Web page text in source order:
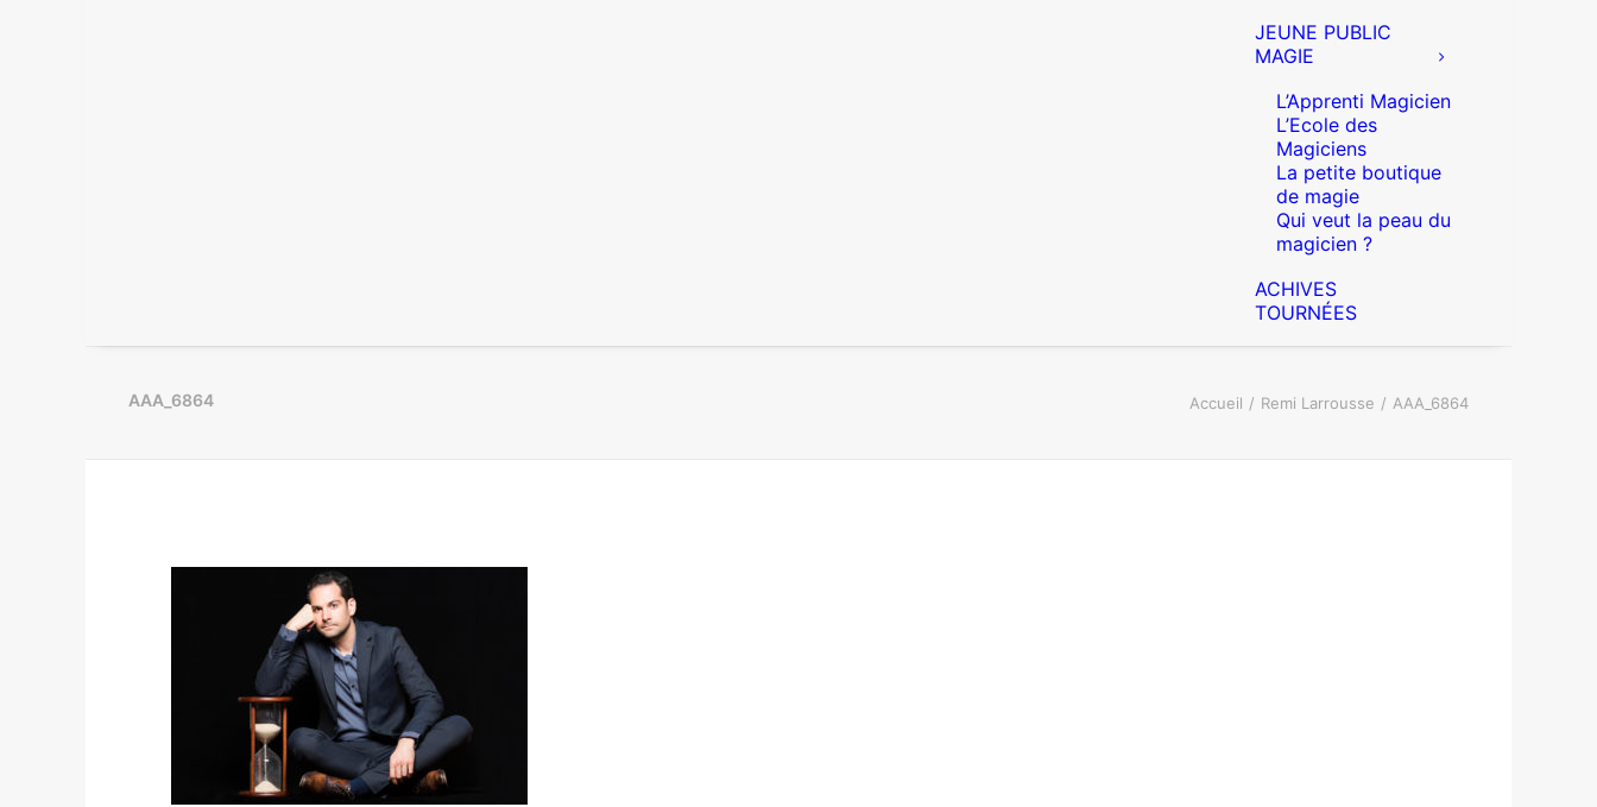
JEUNE PUBLIC
MAGIE
L’Apprenti Magicien
L’Ecole des
Magiciens
La petite boutique
de magie
Qui veut la peau du
magicien ?
ACHIVES
TOURNÉES
AAA_6864 Accueil Remi Larrousse AAA_6864